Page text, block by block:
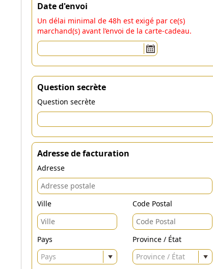
Date d'envoi
Un délai minimal de 48h est exigé par ce(s)
marchand(s) avant l’envoi de la carte-cadeau.
Question secrète
Question secrète
Adresse de facturation
Adresse
Ville Code Postal
Pays
Pays
Province / État
Province / État